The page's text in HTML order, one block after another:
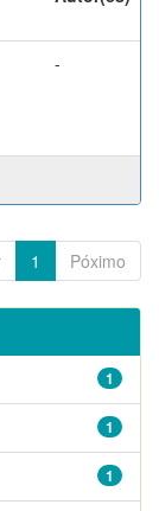
-
1 Póximo
1
1
1